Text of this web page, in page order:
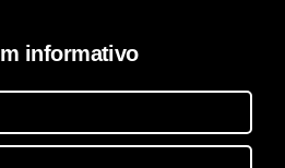
informativo